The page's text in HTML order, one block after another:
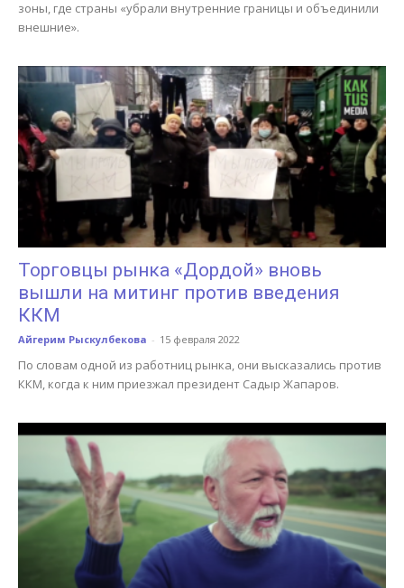
зоны, где страны «убрали внутренние границы и объединили
внешние».
Торговцы рынка «Дордой» вновь
вышли на митинг против введения
ККМ
Айгерим Рыскулбекова - 15 февраля 2022
По словам одной из работниц рынка, они высказались против
ККМ, когда к ним приезжал президент Садыр Жапаров.